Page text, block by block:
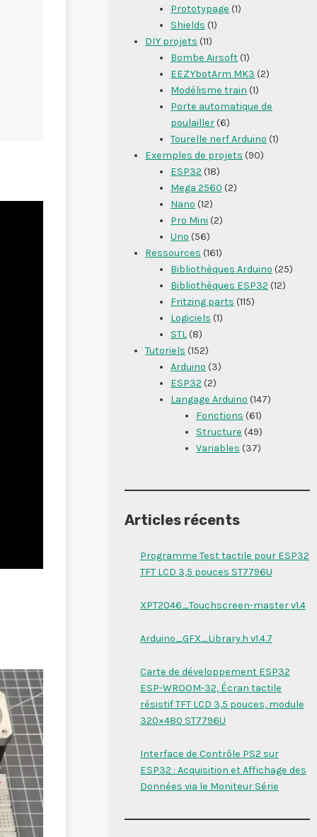
Prototypage (1)
Shields (1)
DIY projets (11)
Bombe Airsoft(1)
EEZYbotArm MK3 (2)
Modélisme train (1)
Porte automatique de
poulailler(6)
Tourelle nerf Arduino (1)
Exemples de projets (90)
ESP32 (18)
Mega 2560 (2)
Nano (12)
Pro Mini (2)
Uno (56)
Ressources (161)
Bibliothèques Arduino (25)
Bibliothèques ESP32 (12)
Fritzing parts (115)
Logiciels (1)
STL(8)
Tutoriels (152)
Arduino (3)
ESP32 (2)
Langage Arduino (147)
Fonctions (61)
Structure (49)
Variables (37)
Articles récents
Programme Test tactile pour ESP32
TFT LCD 3,5 pouces ST7796U
XPT2046_Touchscreen-master v1.4
Arduino_GFX_Library.h v1.4.7
Carte de développement ESP32
ESP-WROOM-32, Écran tactile
résistif TFT LCD 3,5 pouces, module
320×480 ST7796U
Interface de Contrôle PS2 sur
ESP32 : Acquisition et Affichage des
Données via le Moniteur Série